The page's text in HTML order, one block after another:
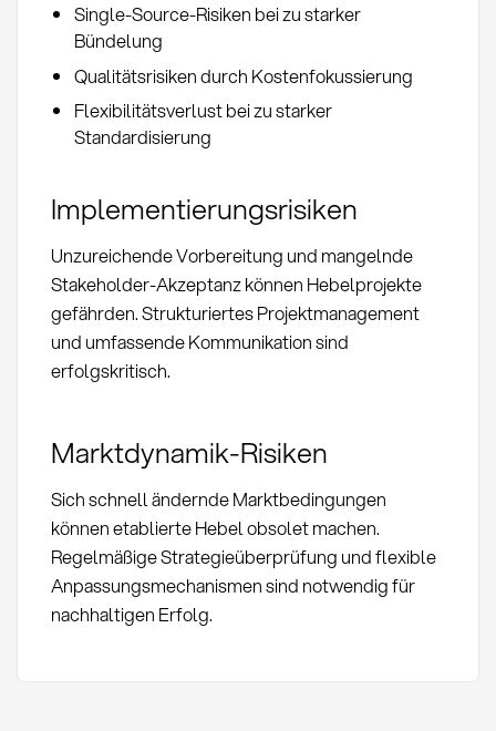
Single-Source-Risiken bei zu starker
Bündelung
Qualitätsrisiken durch Kostenfokussierung
Flexibilitätsverlust bei zu starker
Standardisierung
Implementierungsrisiken
Unzureichende Vorbereitung und mangelnde
Stakeholder-Akzeptanz können Hebelprojekte
gefährden. Strukturiertes Projektmanagement
und umfassende Kommunikation sind
erfolgskritisch.
Marktdynamik-Risiken
Sich schnell ändernde Marktbedingungen
können etablierte Hebel obsolet machen.
Regelmäßige Strategieüberprüfung und flexible
Anpassungsmechanismen sind notwendig für
nachhaltigen Erfolg.